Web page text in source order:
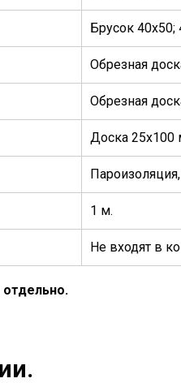
Брусок
Обрезная
Обрезная
Доска 25х100
1 м.
Не входят в